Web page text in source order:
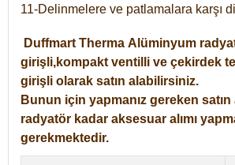
11-Delinmelere ve patlamalara karşı
Duffmart Therma Alüminyum
girişli,kompakt ventilli ve çekirdek
girişli olarak satın alabilirsiniz.
Bunun için yapmanız gereken satın
radyatör kadar aksesuar alımı
gerekmektedir.